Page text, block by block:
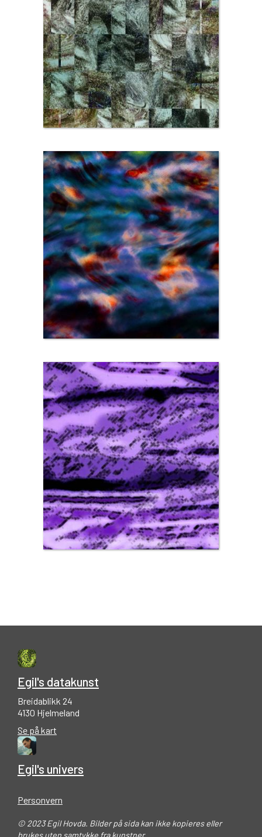
Egil's datakunst
Breidablikk 24
4130 Hjelmeland
Se på kart
Egil's univers
Personvern
© 2023 Egil Hovda. Bilder på sida kan ikke kopieres eller
brukes uten samtykke fra kunstner.